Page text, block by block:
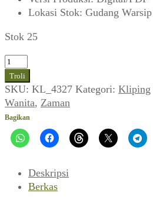
Lokasi Stok: Gudang Warsip
Stok 25
Kuantitas
Opini:
Bisakah
WTS
Dibasmi
(Zaman,
November
Troli
SKU: KL_4327 Kategori: Kliping
Wanita, Zaman
Bagikan
Deskripsi
Berkas